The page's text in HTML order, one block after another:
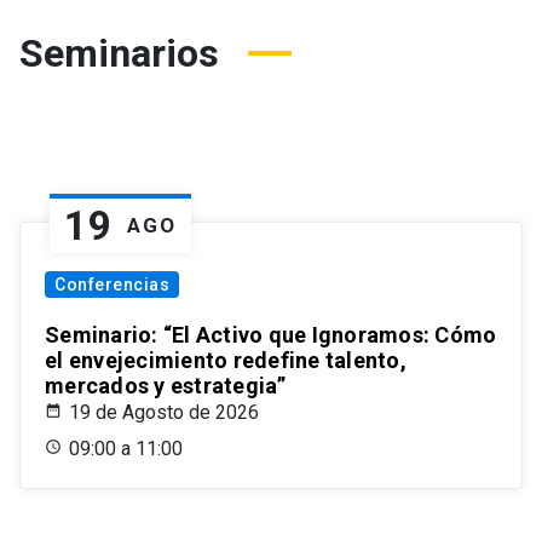
Seminarios
19 AGO
Conferencias
Seminario: “El Activo que Ignoramos: Cómo
el envejecimiento redefine talento,
mercados y estrategia”
19 de Agosto de 2026
09:00 a 11:00